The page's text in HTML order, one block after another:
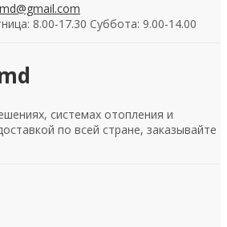
8.00-17.30 Суббота: 9.00-14.00
системах отопления и
по всей стране, заказывайте